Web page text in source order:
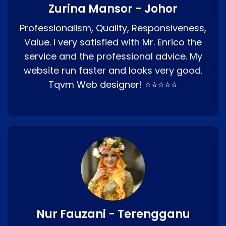
Zurina Mansor - Johor
Professionalism, Quality, Responsiveness,
Value. I very satisfied with Mr. Enrico the
service and the professional advice. My
website run faster and looks very good.
Tqvm Web designer! ⭐⭐⭐⭐⭐
Nur Fauzani - Terengganu